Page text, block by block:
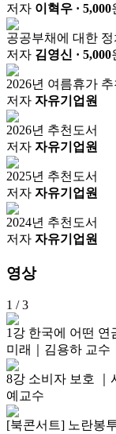
저자 이혁우 · 5,000
공공부채에 대한
저자 김영신 · 5,000
2026년 여름휴가 추
저자 자유기업원
2026년 추천도서
저자 자유기업원
2025년 추천도서
저자 자유기업원
2024년 추천도서
저자 자유기업원
영상
1 / 3
1강 한국에 어떤 연금제
미래｜김용하 교수
8강 소비자 보호 ｜
예교수
[북콘서트] 노란봉